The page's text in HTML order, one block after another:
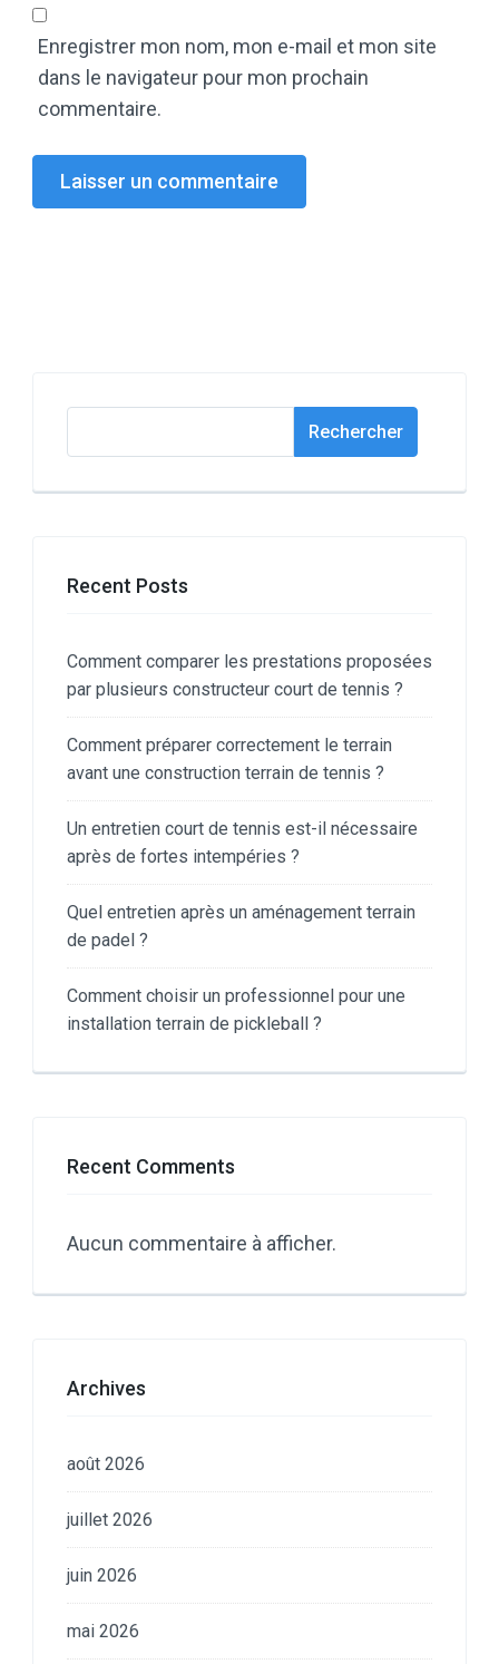
Enregistrer mon nom, mon e-mail et mon site
dans le navigateur pour mon prochain
commentaire.
Rechercher
Recent Posts
Comment comparer les prestations proposées
par plusieurs constructeur court de tennis ?
Comment préparer correctement le terrain
avant une construction terrain de tennis ?
Un entretien court de tennis est-il nécessaire
après de fortes intempéries ?
Quel entretien après un aménagement terrain
de padel ?
Comment choisir un professionnel pour une
installation terrain de pickleball ?
Recent Comments
Aucun commentaire à afficher.
Archives
août 2026
juillet 2026
juin 2026
mai 2026